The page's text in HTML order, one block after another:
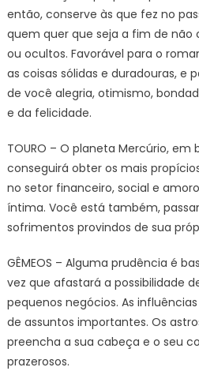
então, conserve às que fez no
quem quer que seja a fim de não
ou ocultos. Favorável para o
as coisas sólidas e duradouras, e
de você alegria, otimismo,
e da felicidade.
TOURO – O planeta Mercúrio,
conseguirá obter os mais
no setor financeiro, social e
íntima. Você está também,
sofrimentos provindos de sua
GÊMEOS – Alguma prudência é
vez que afastará a possibilidade
pequenos negócios. As
de assuntos importantes. Os
preencha a sua cabeça e o seu
prazerosos.